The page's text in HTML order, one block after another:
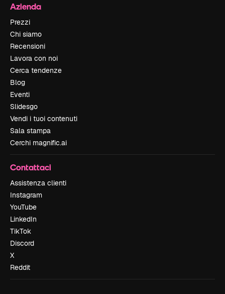
Azienda
Prezzi
Chi siamo
Recensioni
Lavora con noi
Cerca tendenze
Blog
Eventi
Slidesgo
Vendi i tuoi contenuti
Sala stampa
Cerchi magnific.ai
Contattaci
Assistenza clienti
Instagram
YouTube
LinkedIn
TikTok
Discord
X
Reddit